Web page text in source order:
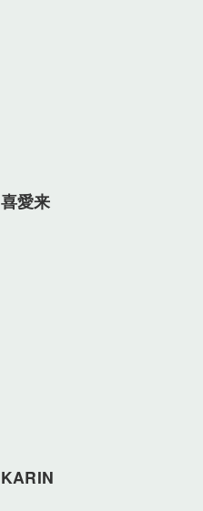
喜愛来
KARIN